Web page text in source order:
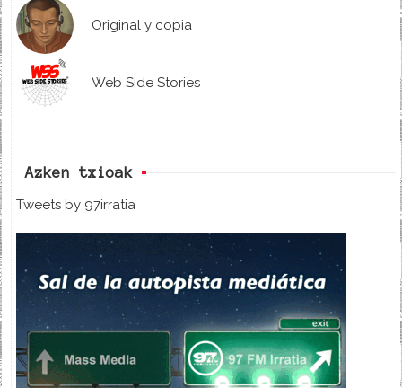
Original y copia
Web Side Stories
Azken txioak
Tweets by 97irratia